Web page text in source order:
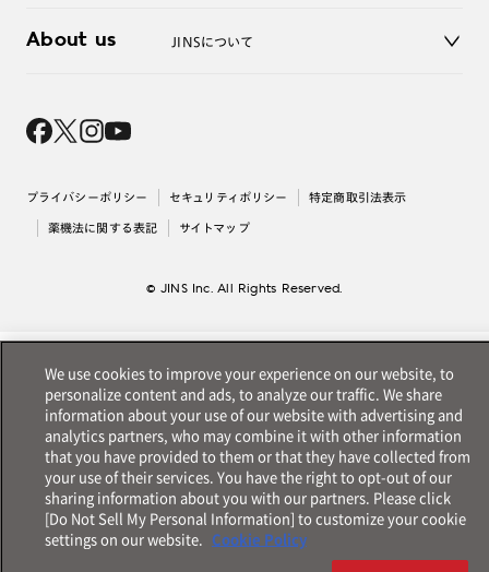
レンズ交換
About us JINSについて
採用情報
出店について
プライバシーポリシー セキュリティポリシー 特定商取引法表示
薬機法に関する表記 サイトマップ
© JINS Inc. All Rights Reserved.
We use cookies to improve your experience on our website, to
personalize content and ads, to analyze our traffic. We share
information about your use of our website with advertising and
analytics partners, who may combine it with other information
that you have provided to them or that they have collected from
your use of their services. You have the right to opt-out of our
sharing information about you with our partners. Please click
[Do Not Sell My Personal Information] to customize your cookie
settings on our website. Cookie Policy